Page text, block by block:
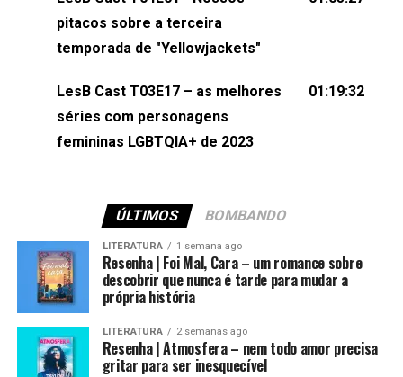
(⁠⁠⁠⁠@brunarfentanes⁠⁠⁠⁠) e Pollyelly FlorêncioEdição de
Naiady Machado
pitacos sobre a terceira
temporada de "Yellowjackets"
LesB Cast T03E17 – as melhores
séries com personagens
femininas LGBTQIA+ de 2023
01:19:32
ÚLTIMOS BOMBANDO
LITERATURA 1 semana ago
Resenha | Foi Mal, Cara – um romance sobre
descobrir que nunca é tarde para mudar a
própria história
LITERATURA 2 semanas ago
Resenha | Atmosfera – nem todo amor precisa
gritar para ser inesquecível